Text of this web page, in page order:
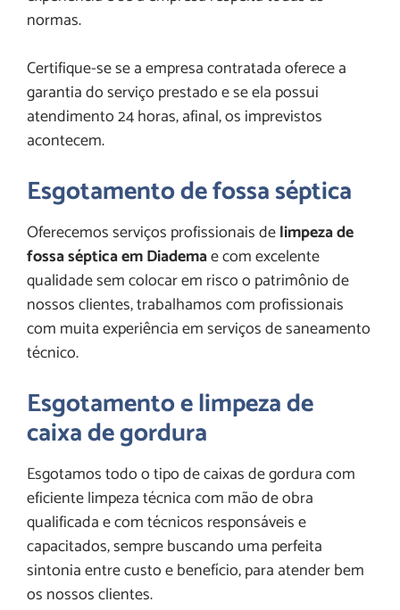
normas.
Certifique-se se a empresa contratada oferece a
garantia do serviço prestado e se ela possui
atendimento 24 horas, afinal, os imprevistos
acontecem.
Esgotamento de fossa séptica
Oferecemos serviços profissionais delimpeza de
fossa séptica em Diademae com excelente
qualidade sem colocar em risco o patrimônio de
nossos clientes, trabalhamos com profissionais
com muita experiência em serviços de saneamento
técnico.
Esgotamento e limpeza de
caixa de gordura
Esgotamos todo o tipo de caixas de gordura com
eficiente limpeza técnica com mão de obra
qualificada e com técnicos responsáveis e
capacitados, sempre buscando uma perfeita
sintonia entre custo e benefício, para atender bem
os nossos clientes.